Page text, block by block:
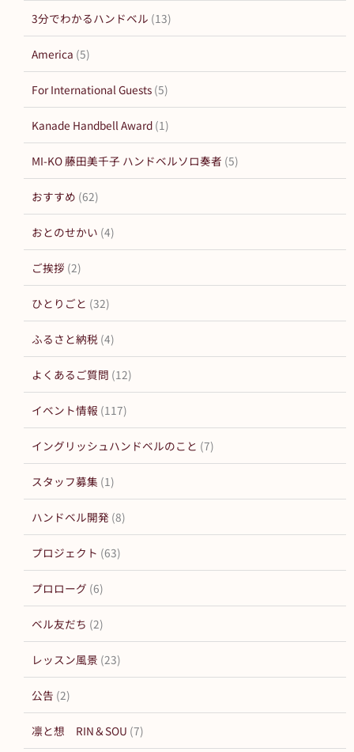
3分でわかるハンドベル (13)
America (5)
For International Guests (5)
Kanade Handbell Award (1)
MI-KO 藤田美千子 ハンドベルソロ奏者 (5)
おすすめ (62)
おとのせかい (4)
ご挨拶 (2)
ひとりごと (32)
ふるさと納税 (4)
よくあるご質問 (12)
イベント情報 (117)
イングリッシュハンドベルのこと (7)
スタッフ募集 (1)
ハンドベル開発 (8)
プロジェクト (63)
プロローグ (6)
ベル友だち (2)
レッスン風景 (23)
公告 (2)
凛と想 RIN＆SOU (7)